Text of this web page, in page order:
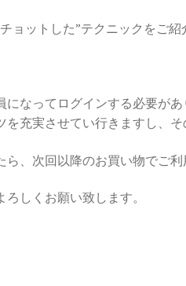
ョットした”テクニックをご紹
になってログインする必要が
充実させてい行きますし、
、次回以降のお買い物でご
しくお願い致します。